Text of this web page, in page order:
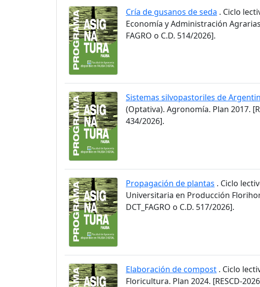
Cría de gusanos de seda . Ciclo
Economía y Administración
FAGRO o C.D. 514/2026].
Sistemas silvopastoriles de
(Optativa). Agronomía. Plan 2017.
434/2026].
Propagación de plantas . Ciclo
Universitaria en Producción
DCT_FAGRO o C.D. 517/2026].
Elaboración de compost . Ciclo
Floricultura. Plan 2024. [RESCD-